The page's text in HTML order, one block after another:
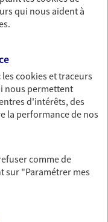
Retraite)
ainsi que celles de
santé qui
avec notre
proches en cas
pour les
qui nous aident à
lescookies et traceurs
nous permettent
d'intérêts, des
la performance de nos
comme de
sur "Paramétrer mes